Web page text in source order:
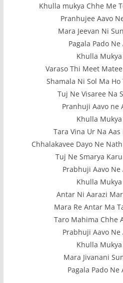
Khulla mukya Chhe Me
Pranhujee Aavo
Mara Jeevan Ni
Pagala Pado Ne
Khulla
Varaso Thi Meet
Shamala Ni Sol Ma Ho
Tuj Ne Visaree Na
Pranhuji Aavo ne
Khulla
Tara Vina Ur Na
Chhalakavee Dayo Ne
Tuj Ne Smarya
Prabhuji Aavo Ne
Khulla
Antar Ni Aarazi
Mara Re Antar Ma
Taro Mahima Chhe
Prabhuji Aavo Ne
Khulla
Mara Jivanani
Pagala Pado Ne